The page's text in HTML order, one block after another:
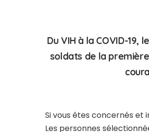
Du VIH à la COVID-
soldats de la
Si vous êtes concernés et
Les personnes